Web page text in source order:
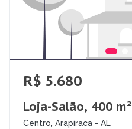
R$ 5.680
Loja-Salão, 400 m²
Centro, Arapiraca - AL